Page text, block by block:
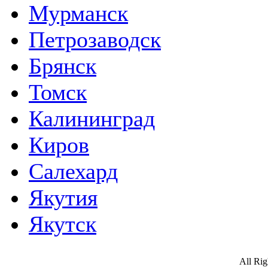
Мурманск
Петрозаводск
Брянск
Томск
Калининград
Киров
Салехард
Якутия
Якутск
All